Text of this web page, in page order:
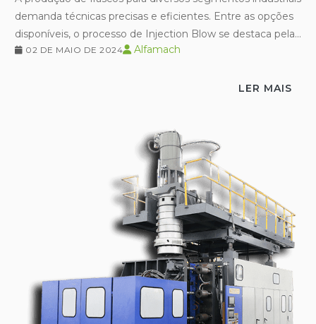
demanda técnicas precisas e eficientes. Entre as opções
disponíveis, o processo de Injection Blow se destaca pela...
02 DE MAIO DE 2024 Alfamach
LER MAIS